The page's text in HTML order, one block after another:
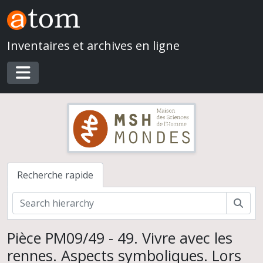
Skip to main content
Inventaires et archives en ligne
Toggle navigation
Recherche rapide
Pièce PM09/49 - 49. Vivre avec les
rennes. Aspects symboliques. Lors
Expositions de la Maison René-Ginouvès, Archéologie et Ethnologie
La tombe d'un prince scythe (Kazakhstan)
Le Japon de 1937 à 1939 vu par André Leroi-Gourhan